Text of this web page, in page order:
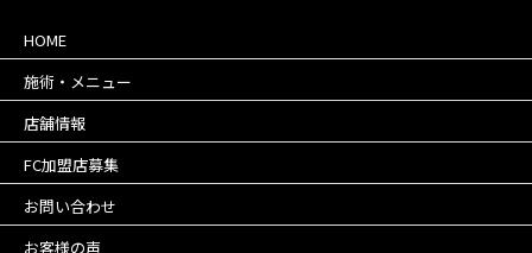
HOME
施術・メニュー
店舗情報
FC加盟店募集
お問い合わせ
お客様の声